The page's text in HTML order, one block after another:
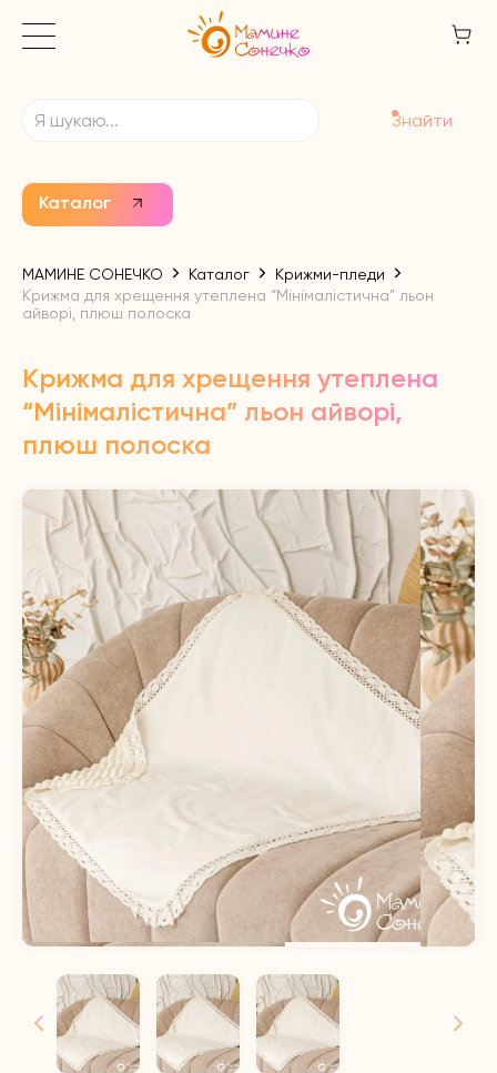
Каталог
Знайти
МАМИНЕ СОНЕЧКО Каталог
Крижми-пледи
Крижма для хрещення утеплена “Мінімалістична” льон
айворі, плюш полоска
Крижма для хрещення утеплена
“Мінімалістична” льон айворі,
плюш полоска